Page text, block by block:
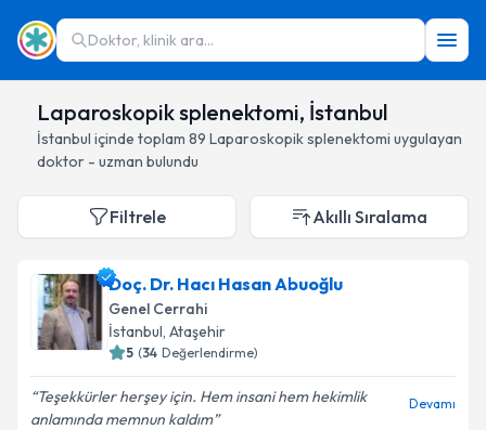
Doktor, klinik ara...
Laparoskopik splenektomi, İstanbul
İstanbul içinde toplam 89 Laparoskopik splenektomi uygulayan
doktor - uzman bulundu
Filtrele Akıllı Sıralama
Doç. Dr. Hacı Hasan Abuoğlu
Genel Cerrahi
İstanbul, Ataşehir
5 (34 Değerlendirme)
Teşekkürler herşey için. Hem insani hem hekimlik
anlamında memnun kaldım
Devamı